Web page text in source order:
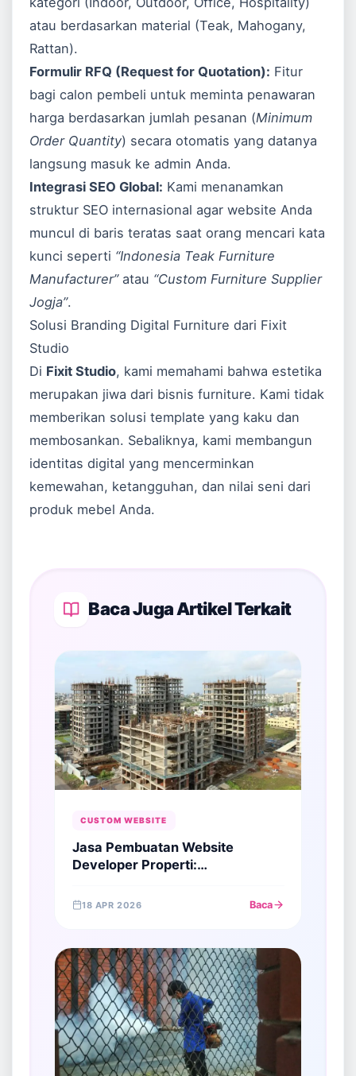
atau berdasarkan material (Teak, Mahogany,
Rattan).
Formulir RFQ (Request for Quotation): Fitur
bagi calon pembeli untuk meminta penawaran
harga berdasarkan jumlah pesanan (Minimum
Order Quantity) secara otomatis yang datanya
langsung masuk ke admin Anda.
Integrasi SEO Global: Kami menanamkan
struktur SEO internasional agar website Anda
muncul di baris teratas saat orang mencari kata
kunci seperti “Indonesia Teak Furniture
Manufacturer”atau “Custom Furniture Supplier
Jogja”.
Solusi Branding Digital Furniture dari Fixit
Studio
Di Fixit Studio, kami memahami bahwa estetika
merupakan jiwa dari bisnis furniture. Kami tidak
memberikan solusi template yang kaku dan
membosankan. Sebaliknya, kami membangun
identitas digital yang mencerminkan
kemewahan, ketangguhan, dan nilai seni dari
produk mebel Anda.
Baca Juga Artikel Terkait
CUSTOM WEBSITE
Jasa Pembuatan Website
Developer Properti:
Closing Miliaran
18 APR 2026 Baca